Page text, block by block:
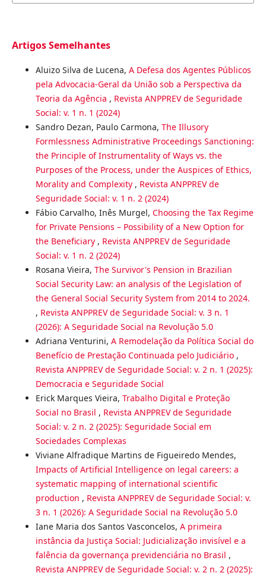
Artigos Semelhantes
Aluizo Silva de Lucena, A Defesa dos Agentes Públicos
pela Advocacia-Geral da União sob a Perspectiva da
Teoria da Agência , Revista ANPPREV de Seguridade
Social: v. 1 n. 1 (2024)
Sandro Dezan, Paulo Carmona, The Illusory
Formlessness Administrative Proceedings Sanctioning:
the Principle of Instrumentality of Ways vs. the
Purposes of the Process, under the Auspices of Ethics,
Morality and Complexity , Revista ANPPREV de
Seguridade Social: v. 1 n. 2 (2024)
Fábio Carvalho, Inês Murgel, Choosing the Tax Regime
for Private Pensions – Possibility of a New Option for
the Beneficiary , Revista ANPPREV de Seguridade
Social: v. 1 n. 2 (2024)
Rosana Vieira, The Survivor's Pension in Brazilian
Social Security Law: an analysis of the Legislation of
the General Social Security System from 2014 to 2024.
, Revista ANPPREV de Seguridade Social: v. 3 n. 1
(2026): A Seguridade Social na Revolução 5.0
Adriana Venturini, A Remodelação da Política Social do
Benefício de Prestação Continuada pelo Judiciário ,
Revista ANPPREV de Seguridade Social: v. 2 n. 1 (2025):
Democracia e Seguridade Social
Erick Marques Vieira, Trabalho Digital e Proteção
Social no Brasil , Revista ANPPREV de Seguridade
Social: v. 2 n. 2 (2025): Seguridade Social em
Sociedades Complexas
Viviane Alfradique Martins de Figueiredo Mendes,
Impacts of Artificial Intelligence on legal careers: a
systematic mapping of international scientific
production , Revista ANPPREV de Seguridade Social: v.
3 n. 1 (2026): A Seguridade Social na Revolução 5.0
Iane Maria dos Santos Vasconcelos, A primeira
instância da Justiça Social: Judicialização invisível e a
falência da governança previdenciária no Brasil ,
Revista ANPPREV de Seguridade Social: v. 2 n. 2 (2025):